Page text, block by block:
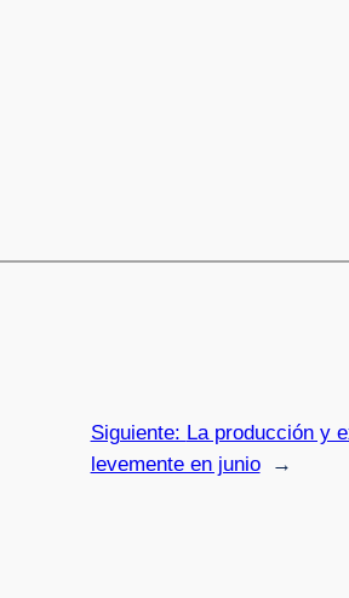
Siguiente: La producción y
levemente en junio
→